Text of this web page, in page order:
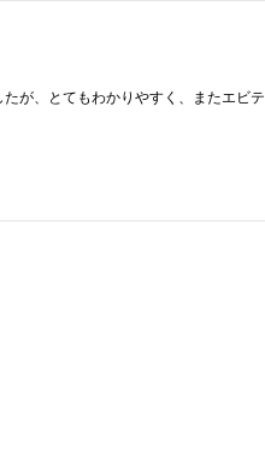
が、とてもわかりやすく、またエビ